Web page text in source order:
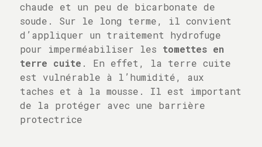
chaude et un peu de bicarbonate de
soude. Sur le long terme, il convient
d’appliquer un traitement hydrofuge
pour imperméabiliser les tomettes en
terre cuite . En effet, la terre cuite
est vulnérable à l’humidité, aux
taches et à la mousse. Il est important
de la protéger avec une barrière
protectrice